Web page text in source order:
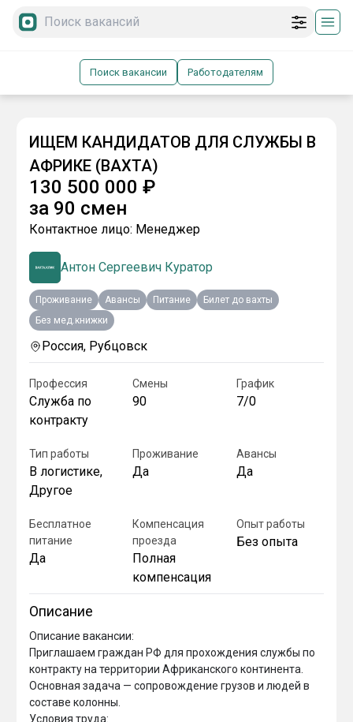
Поиск вакансии Работодателям
ИЩЕМ КАНДИДАТОВ ДЛЯ СЛУЖБЫ В
АФРИКЕ (ВАХТА)
130 500 000 ₽
за 90 смен
Контактное лицо: Менеджер
Антон Сергеевич Куратор
Проживание Авансы Питание
Билет до вахты
Без мед.книжки
Россия, Рубцовск
Профессия
Служба по
контракту
Смены
90
График
7/0
Тип работы
В логистике,
Другое
Проживание
Да
Авансы
Да
Бесплатное
питание
Да
Компенсация
проезда
Полная
компенсация
Опыт работы
Без опыта
Описание
Описание вакансии:
Приглашаем граждан РФ для прохождения службы по
контракту на территории Африканского континента.
Основная задача — сопровождение грузов и людей в
составе колонны.
Условия труда: